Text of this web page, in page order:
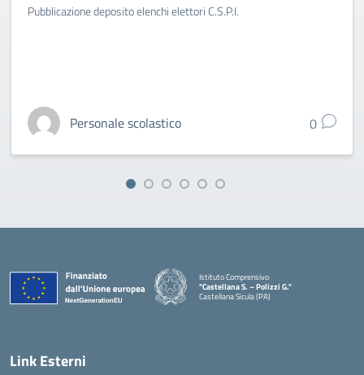
Pubblicazione deposito elenchi elettori C.S.P.I.
Personale scolastico 0
Istituto Comprensivo
"Castellana S. – Polizzi G."
Castellana Sicula (PA)
Link Esterni